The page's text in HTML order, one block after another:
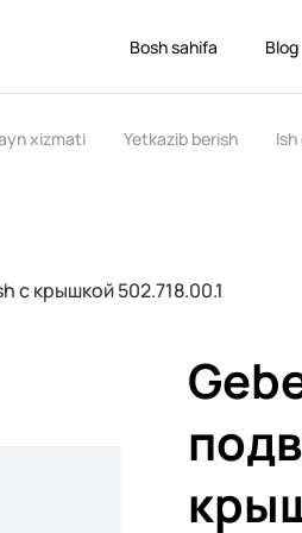
Bosh sahifa Blog
xizmati Yetkazib berish
с крышкой 502.718.00.1